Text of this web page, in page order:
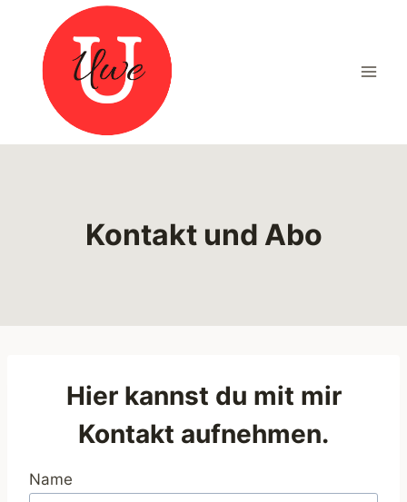
springen
Kontakt und Abo
Hier kannst du mit mir
Kontakt aufnehmen.
Name